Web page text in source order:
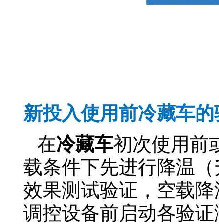
新投入使用前冷藏车
在冷藏车初次使用前
载条件下先进行降温
效果测试验证，空载
调控设备前启动各验